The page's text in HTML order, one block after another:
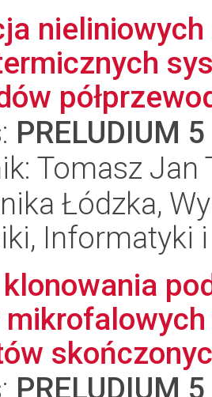
PRELUDIUM 5
Tomasz Jan
Łódzka,
Informatyki
PRELUDIUM 5